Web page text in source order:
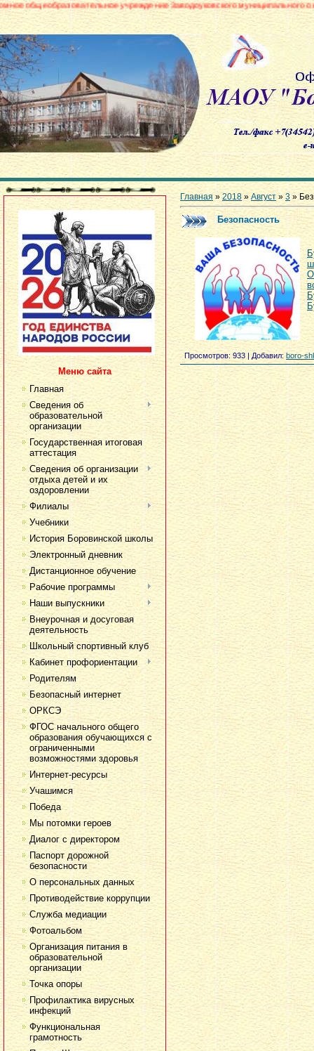
учреждение Заводоуковского муниципального округа
Меню сайта
Главная
Сведения об
образовательной
организации
Государственная итоговая
аттестация
Сведения об организации
отдыха детей и их
оздоровлении
Филиалы
Учебники
История Боровинской школы
Электронный дневник
Дистанционное обучение
Рабочие программы
Наши выпускники
Внеурочная и досуговая
деятельность
Школьный спортивный клуб
Кабинет профориентации
Родителям
Безопасный интернет
ОРКСЭ
ФГОС начального общего
образования обучающихся с
ограниченными
возможностями здоровья
Интернет-ресурсы
Учашимся
Победа
Мы потомки героев
Диалог с директором
Паспорт дорожной
безопасности
О персональных данных
Противодействие коррупции
Служба медиации
Фотоальбом
Организация питания в
образовательной
организации
Точка опоры
Профилактика вирусных
инфекций
Функциональная
грамотность
Главная »2018 » Август » 3 »
Безопасность
Просмотров: 933 |Добавил: boro-